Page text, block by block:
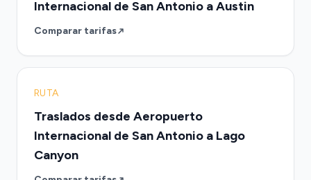
Internacional de San Antonio a Austin
Comparar tarifas
RUTA
Traslados desde Aeropuerto
Internacional de San Antonio a Lago
Canyon